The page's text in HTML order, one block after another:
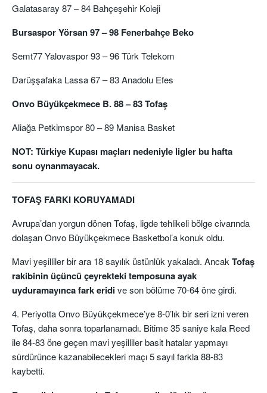
Galatasaray 87 – 84 Bahçeşehir Koleji
Bursaspor Yörsan 97 – 98 Fenerbahçe Beko
Semt77 Yalovaspor 93 – 96 Türk Telekom
Darüşşafaka Lassa 67 – 83 Anadolu Efes
Onvo Büyükçekmece B. 88 – 83 Tofaş
Aliağa Petkimspor 80 – 89 Manisa Basket
NOT: Türkiye Kupası maçları nedeniyle ligler bu hafta
sonu oynanmayacak.
TOFAŞ FARKI KORUYAMADI
Avrupa’dan yorgun dönen Tofaş, ligde tehlikeli bölge civarında
dolaşan Onvo Büyükçekmece Basketbol’a konuk oldu.
Mavi yeşilliler bir ara 18 sayılık üstünlük yakaladı. Ancak Tofaş
rakibinin üçüncü çeyrekteki temposuna ayak
uyduramayınca fark eridive son bölüme 70-64 öne girdi.
4. Periyotta Onvo Büyükçekmece’ye 8-0’lık bir seri izni veren
Tofaş, daha sonra toparlanamadı. Bitime 35 saniye kala Reed
ile 84-83 öne geçen mavi yeşilliler basit hatalar yapmayı
sürdürünce kazanabilecekleri maçı 5 sayıl farkla 88-83
kaybetti.